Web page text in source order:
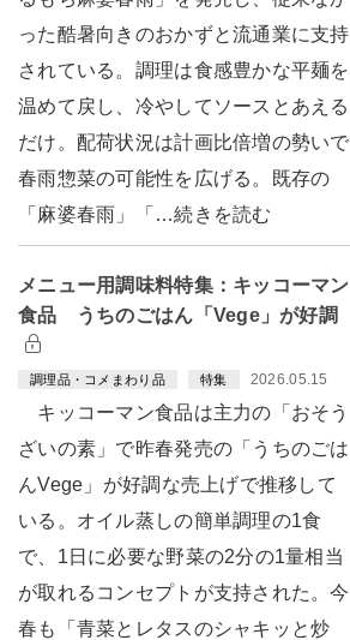
った酷暑向きのおかずと流通業に支持
されている。調理は食感豊かな平麺を
温めて戻し、冷やしてソースとあえる
だけ。配荷状況は計画比倍増の勢いで
春雨惣菜の可能性を広げる。既存の
「麻婆春雨」「…続きを読む
メニュー用調味料特集：キッコーマン
食品 うちのごはん「Vege」が好調
調理品・コメまわり品 特集 2026.05.15
キッコーマン食品は主力の「おそう
ざいの素」で昨春発売の「うちのごは
んVege」が好調な売上げで推移して
いる。オイル蒸しの簡単調理の1食
で、1日に必要な野菜の2分の1量相当
が取れるコンセプトが支持された。今
春も「青菜とレタスのシャキッと炒